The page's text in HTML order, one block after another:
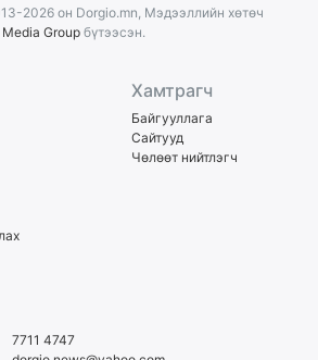
2026 он Dorgio.mn, Мэдээллийн хөтөч
Media Group бүтээсэн.
Хамтрагч
Байгууллага
Сайтууд
Чөлөөт нийтлэгч
7711 4747